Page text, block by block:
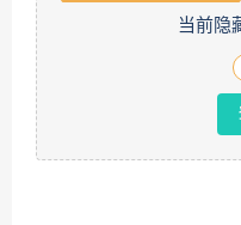
当前隐